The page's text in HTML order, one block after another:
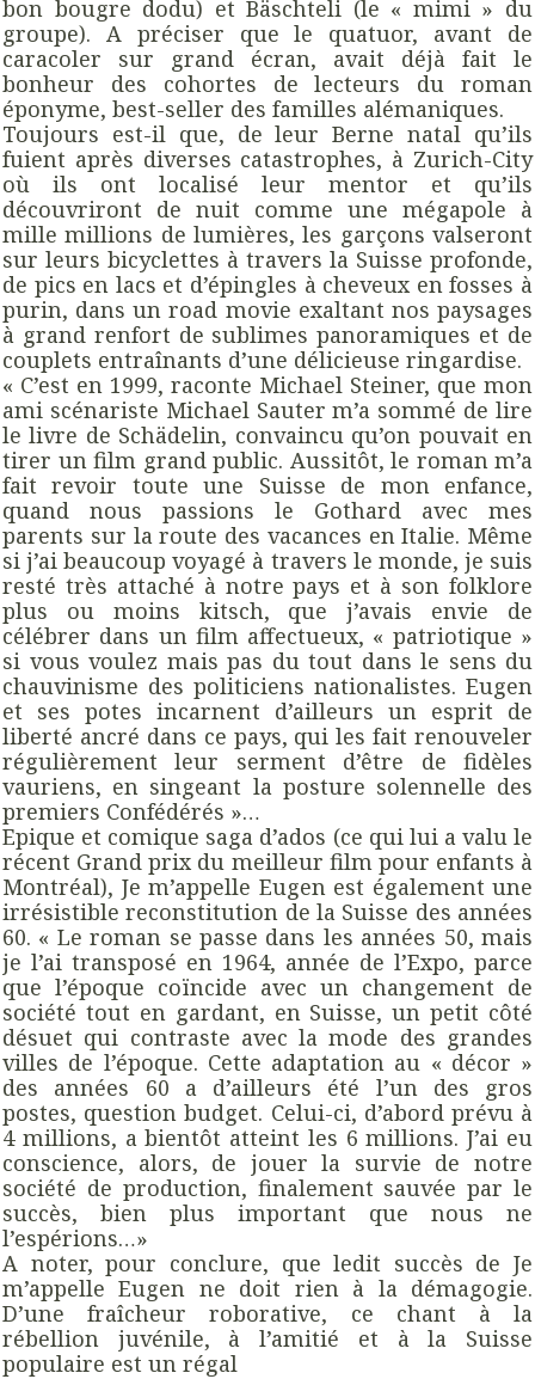
bon bougre dodu) et Bäschteli (le « mimi » du
groupe). A préciser que le quatuor, avant de
caracoler sur grand écran, avait déjà fait le
bonheur des cohortes de lecteurs du roman
éponyme, best-seller des familles alémaniques.
Toujours est-il que, de leur Berne natal qu’ils
fuient après diverses catastrophes, à Zurich-City
où ils ont localisé leur mentor et qu’ils
découvriront de nuit comme une mégapole à
mille millions de lumières, les garçons valseront
sur leurs bicyclettes à travers la Suisse profonde,
de pics en lacs et d’épingles à cheveux en fosses à
purin, dans un road movie exaltant nos paysages
à grand renfort de sublimes panoramiques et de
couplets entraînants d’une délicieuse ringardise.
« C’est en 1999, raconte Michael Steiner, que mon
ami scénariste Michael Sauter m’a sommé de lire
le livre de Schädelin, convaincu qu’on pouvait en
tirer un film grand public. Aussitôt, le roman m’a
fait revoir toute une Suisse de mon enfance,
quand nous passions le Gothard avec mes
parents sur la route des vacances en Italie. Même
si j’ai beaucoup voyagé à travers le monde, je suis
resté très attaché à notre pays et à son folklore
plus ou moins kitsch, que j’avais envie de
célébrer dans un film affectueux, « patriotique »
si vous voulez mais pas du tout dans le sens du
chauvinisme des politiciens nationalistes. Eugen
et ses potes incarnent d’ailleurs un esprit de
liberté ancré dans ce pays, qui les fait renouveler
régulièrement leur serment d’être de fidèles
vauriens, en singeant la posture solennelle des
premiers Confédérés »…
Epique et comique saga d’ados (ce qui lui a valu le
récent Grand prix du meilleur film pour enfants à
Montréal), Je m’appelle Eugen est également une
irrésistible reconstitution de la Suisse des années
60. « Le roman se passe dans les années 50, mais
je l’ai transposé en 1964, année de l’Expo, parce
que l’époque coïncide avec un changement de
société tout en gardant, en Suisse, un petit côté
désuet qui contraste avec la mode des grandes
villes de l’époque. Cette adaptation au « décor »
des années 60 a d’ailleurs été l’un des gros
postes, question budget. Celui-ci, d’abord prévu à
4 millions, a bientôt atteint les 6 millions. J’ai eu
conscience, alors, de jouer la survie de notre
société de production, finalement sauvée par le
succès, bien plus important que nous ne
l’espérions…»
A noter, pour conclure, que ledit succès de Je
m’appelle Eugen ne doit rien à la démagogie.
D’une fraîcheur roborative, ce chant à la
rébellion juvénile, à l’amitié et à la Suisse
populaire est un régal